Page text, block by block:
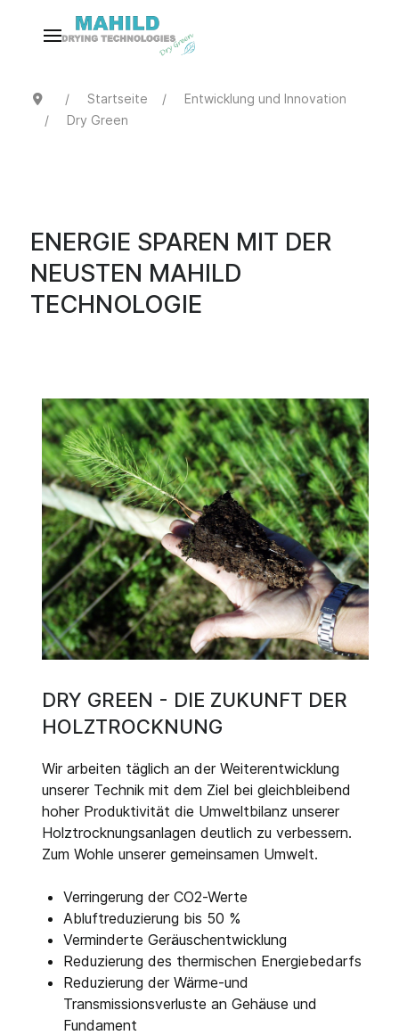
Startseite
Entwicklung und Innovation
Dry Green
ENERGIE SPAREN MIT DER
NEUSTEN MAHILD
TECHNOLOGIE
DRY GREEN - DIE ZUKUNFT DER
HOLZTROCKNUNG
Wir arbeiten täglich an der Weiterentwicklung
unserer Technik mit dem Ziel bei gleichbleibend
hoher Produktivität die Umweltbilanz unserer
Holztrocknungsanlagen deutlich zu verbessern.
Zum Wohle unserer gemeinsamen Umwelt.
Verringerung der CO2-Werte
Abluftreduzierung bis 50 %
Verminderte Geräuschentwicklung
Reduzierung des thermischen Energiebedarfs
Reduzierung der Wärme-und
Transmissionsverluste an Gehäuse und
Fundament